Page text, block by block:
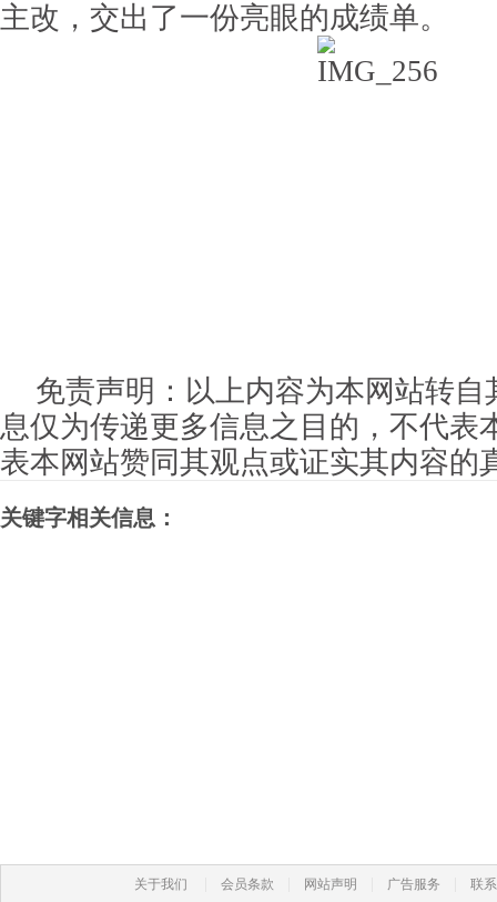
主改，交出了一份亮眼的成绩单。
免责声明：以上内容为本网站转自
息仅为传递更多信息之目的，不代表
表本网站赞同其观点或证实其内容的
关键字相关信息：
关于我们 会员条款 网站声明 广告服务 联